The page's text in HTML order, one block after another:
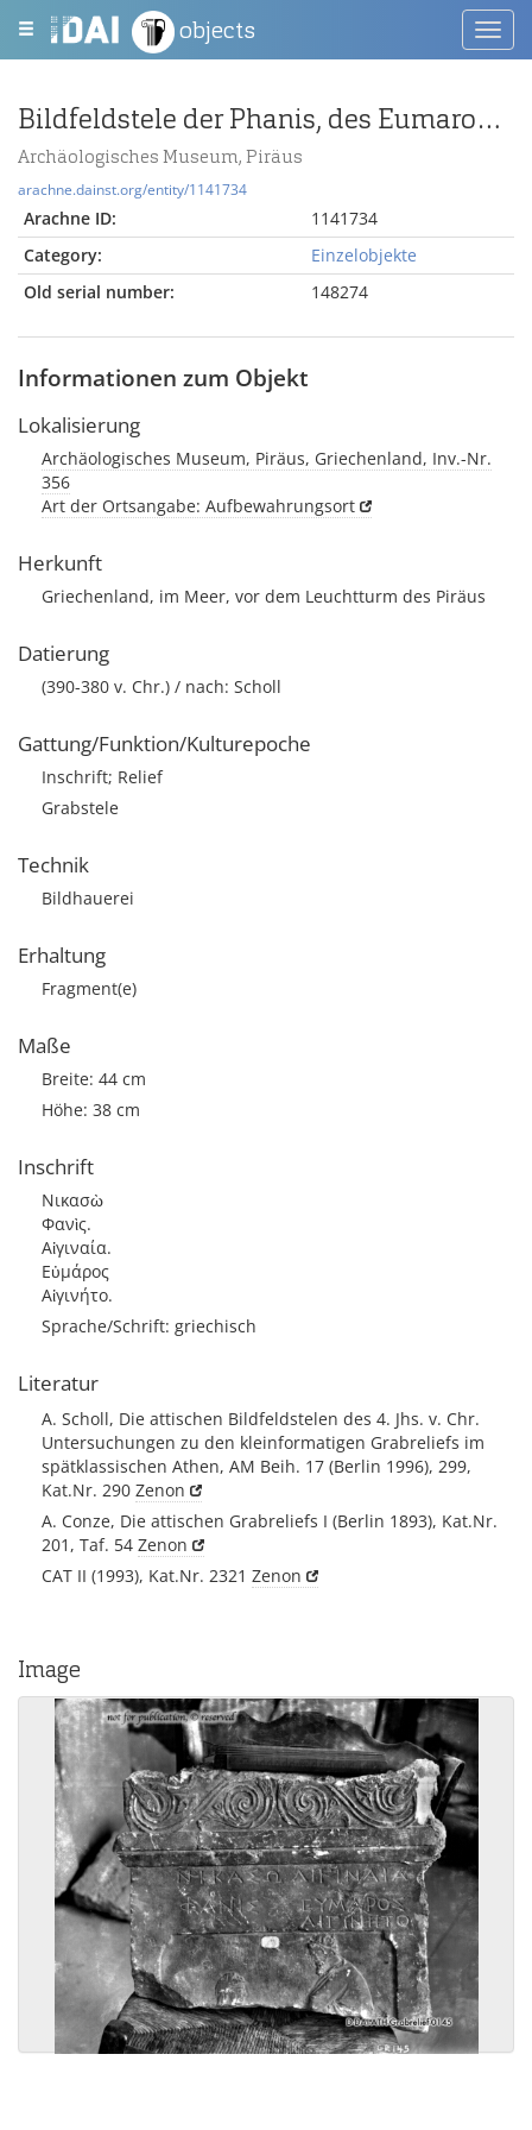
objects
Bildfeldstele der Phanis, des Eumaros und der Nikaso
Archäologisches Museum, Piräus
arachne.dainst.org/entity/1141734
Arachne ID:
1141734
Category:
Einzelobjekte
Old serial number:
148274
Informationen zum Objekt
Lokalisierung
Archäologisches Museum, Piräus, Griechenland, Inv.-Nr.
356
Art der Ortsangabe: Aufbewahrungsort
Herkunft
Griechenland, im Meer, vor dem Leuchtturm des Piräus
Datierung
(390-380 v. Chr.) / nach: Scholl
Gattung/Funktion/Kulturepoche
Inschrift; Relief
Grabstele
Technik
Bildhauerei
Erhaltung
Fragment(e)
Maße
Breite: 44 cm
Höhe: 38 cm
Inschrift
Νικασὼ
Φανὶς.
Αἰγιναία.
Εὐμάρος
Αἰγινήτο.
Sprache/Schrift: griechisch
Literatur
A. Scholl, Die attischen Bildfeldstelen des 4. Jhs. v. Chr.
Untersuchungen zu den kleinformatigen Grabreliefs im
spätklassischen Athen, AM Beih. 17 (Berlin 1996), 299,
Kat.Nr. 290 Zenon
A. Conze, Die attischen Grabreliefs I (Berlin 1893), Kat.Nr.
201, Taf. 54 Zenon
CAT II (1993), Kat.Nr. 2321 Zenon
Image